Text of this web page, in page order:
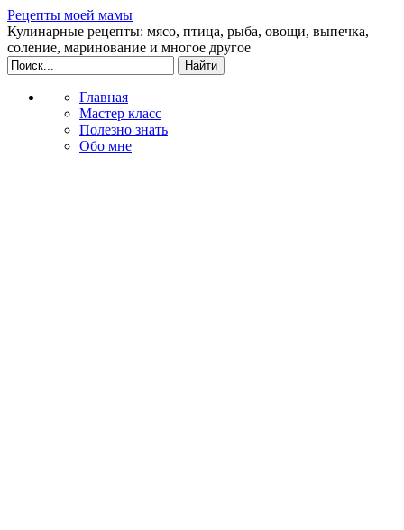
Рецепты моей мамы
Кулинарные рецепты: мясо, птица, рыба, овощи, выпечка,
соление, маринование и многое другое
Главная
Мастер класс
Полезно знать
Обо мне